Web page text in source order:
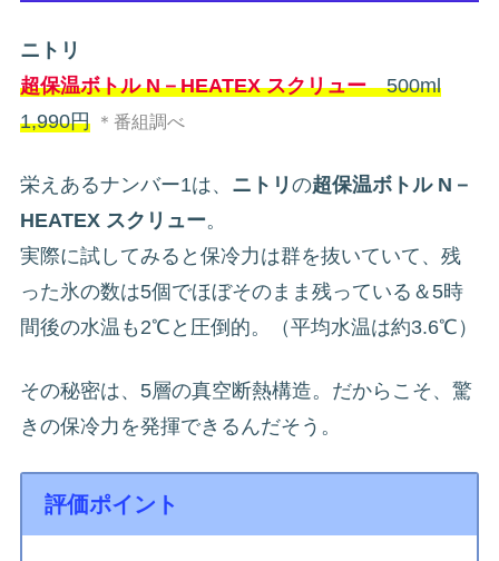
ニトリ
超保温ボトル N－HEATEX スクリュー500ml
1,990円 ＊番組調べ
栄えあるナンバー1は、 ニトリ の超保温ボトル N－
HEATEX スクリュー。
実際に試してみると保冷力は群を抜いていて、残
った氷の数は5個でほぼそのまま残っている＆5時
間後の水温も2℃と圧倒的。（平均水温は約3.6℃）
その秘密は、5層の真空断熱構造。だからこそ、驚
きの保冷力を発揮できるんだそう。
評価ポイント